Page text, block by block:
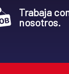
Trabaja
nosotros.